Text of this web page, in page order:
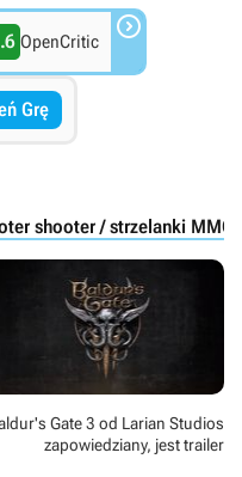
OpenCritic 
Grę
shooter / strzelanki MMO
Gate 3 od Larian Studios
zapowiedziany, jest trailer